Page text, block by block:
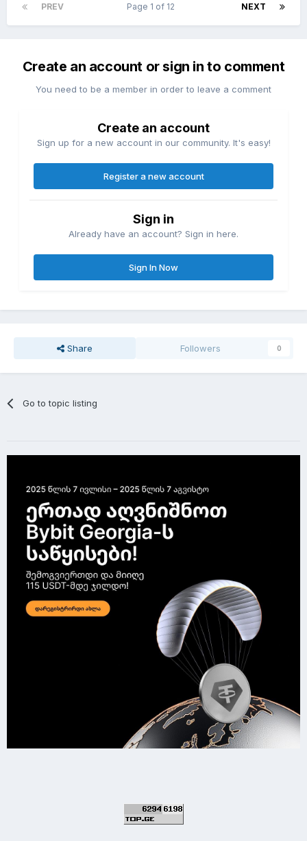
PREV NEXT
Page 1 of 12
Create an account or sign in to comment
You need to be a member in order to leave a comment
Create an account
Sign up for a new account in our community. It's easy!
Register a new account
Sign in
Already have an account? Sign in here.
Sign In Now
Share Followers 0
Go to topic listing